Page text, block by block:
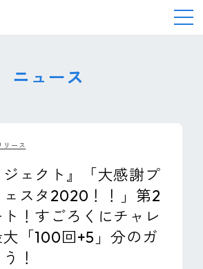
ニュース
リース
ジェクト』「大感謝プ
ェスタ2020！！」第2
！すごろくにチャレ
「100回+5」分のガ
！